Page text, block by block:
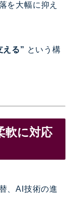
を大幅に抑え
える” という構
軟に対応
、AI技術の進